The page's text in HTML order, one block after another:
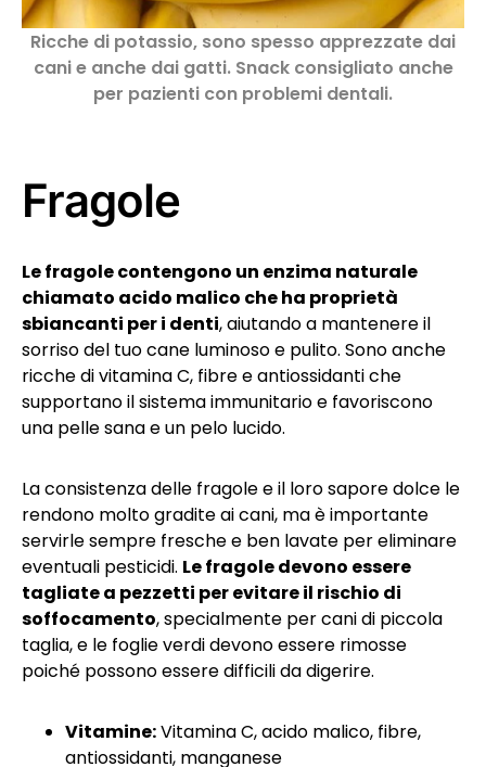
Ricche di potassio, sono spesso apprezzate dai
cani e anche dai gatti. Snack consigliato anche
per pazienti con problemi dentali.
Fragole
Le fragole contengono un enzima naturale
chiamato acido malico che ha proprietà
sbiancanti per i denti, aiutando a mantenere il
sorriso del tuo cane luminoso e pulito. Sono anche
ricche di vitamina C, fibre e antiossidanti che
supportano il sistema immunitario e favoriscono
una pelle sana e un pelo lucido.
La consistenza delle fragole e il loro sapore dolce le
rendono molto gradite ai cani, ma è importante
servirle sempre fresche e ben lavate per eliminare
eventuali pesticidi. Le fragole devono essere
tagliate a pezzetti per evitare il rischio di
soffocamento, specialmente per cani di piccola
taglia, e le foglie verdi devono essere rimosse
poiché possono essere difficili da digerire.
Vitamine:Vitamina C, acido malico, fibre,
antiossidanti, manganese